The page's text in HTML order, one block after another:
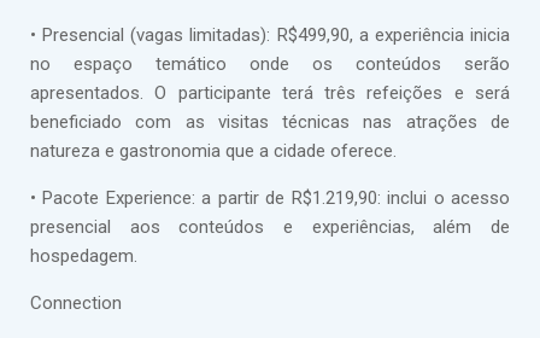
• Presencial (vagas limitadas): R$499,90, a experiência inicia
no espaço temático onde os conteúdos serão
apresentados. O participante terá três refeições e será
beneficiado com as visitas técnicas nas atrações de
natureza e gastronomia que a cidade oferece.
• Pacote Experience: a partir de R$1.219,90: inclui o acesso
presencial aos conteúdos e experiências, além de
hospedagem.
Connection